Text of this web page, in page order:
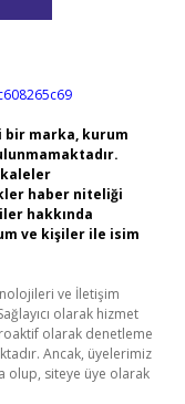
marka, kurum
haber niteliği
hakkında
ve kişiler ile isim
ve İletişim
olarak hizmet
olarak denetleme
Ancak, üyelerimiz
olup, siteye üye olarak